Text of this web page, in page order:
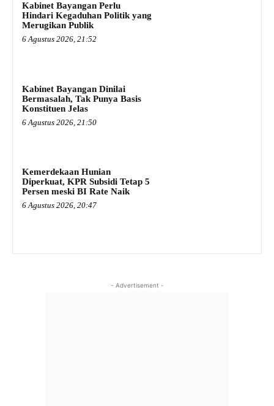
Kabinet Bayangan Perlu
Hindari Kegaduhan Politik yang
Merugikan Publik
6 Agustus 2026, 21:52
Kabinet Bayangan Dinilai
Bermasalah, Tak Punya Basis
Konstituen Jelas
6 Agustus 2026, 21:50
Kemerdekaan Hunian
Diperkuat, KPR Subsidi Tetap 5
Persen meski BI Rate Naik
6 Agustus 2026, 20:47
- Advertisement -